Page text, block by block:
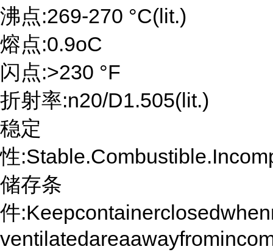
沸点:269-270 °C(lit.)
熔点:0.9oC
闪点:>230 °F
折射率:n20/D1.505(lit.)
稳定
性
储存条
件